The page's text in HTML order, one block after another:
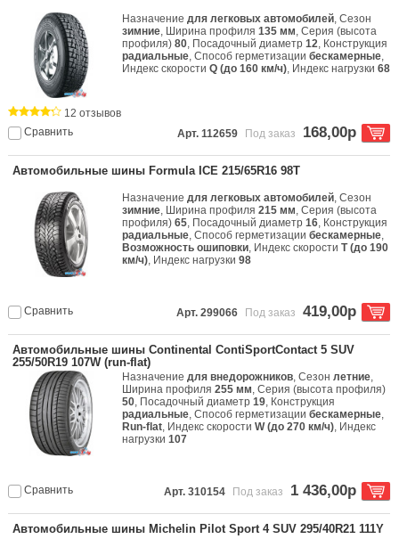
Назначениедля легковых автомобилей, Сезон
зимние, Ширина профиля135 мм, Серия (высота
профиля)80, Посадочный диаметр12, Конструкция
радиальные, Способ герметизациибескамерные,
Индекс скоростиQ (до 160 км/ч), Индекс нагрузки68
Сравнить
12 отзывов
Арт. 112659
Под заказ 168,00р
Автомобильные шины Formula ICE 215/65R16 98T
Назначениедля легковых автомобилей, Сезон
зимние, Ширина профиля215 мм, Серия (высота
профиля)65, Посадочный диаметр16, Конструкция
радиальные, Способ герметизациибескамерные,
Возможность ошиповки, Индекс скоростиT (до 190
км/ч), Индекс нагрузки98
Сравнить Арт. 299066 Под заказ 419,00р
Автомобильные шины Continental ContiSportContact 5 SUV
255/50R19 107W (run-flat)
Назначениедля внедорожников, Сезонлетние,
Ширина профиля255 мм, Серия (высота профиля)
50, Посадочный диаметр19, Конструкция
радиальные, Способ герметизациибескамерные,
Run-flat, Индекс скоростиW (до 270 км/ч), Индекс
нагрузки107
Сравнить Арт. 310154 Под заказ 1 436,00р
Автомобильные шины Michelin Pilot Sport 4 SUV 295/40R21 111Y